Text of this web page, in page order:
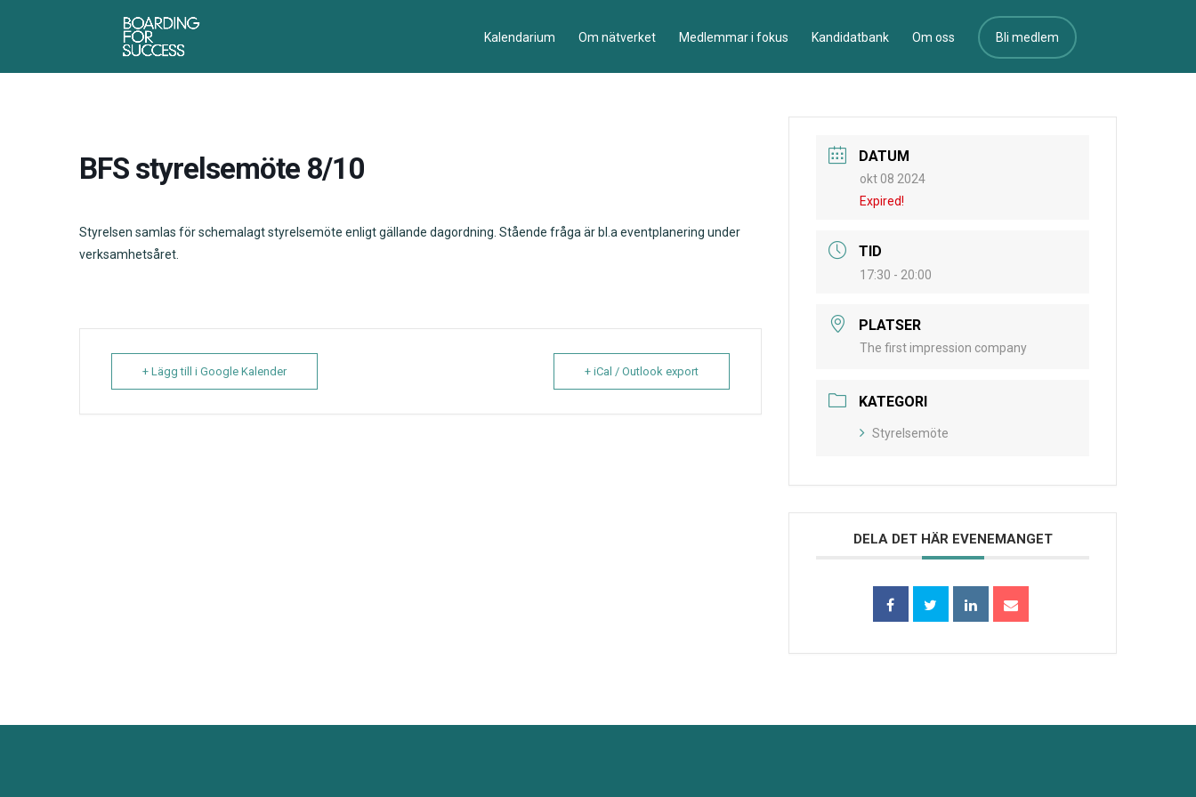
Kalendarium Om nätverket Medlemmar i fokus Kandidatbank Om oss Bli medlem
BFS styrelsemöte 8/10
Styrelsen samlas för schemalagt styrelsemöte enligt gällande dagordning. Stående fråga är bl.a eventplanering under
verksamhetsåret.
+ Lägg till i Google Kalender + iCal / Outlook export
DATUM
okt 08 2024
Expired!
TID
17:30 - 20:00
PLATSER
The first impression company
KATEGORI
Styrelsemöte
DELA DET HÄR EVENEMANGET